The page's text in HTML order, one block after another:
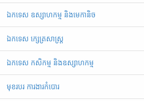
ឯកទេស ឧស្សាហកម្ម និងមេកានិច
ឯកទេស ក្សេត្រសាស្ត្រ
ឯកទេស កសិកម្ម និងឧស្សាហកម្ម
មុខរបរ ការងារកំបោរ